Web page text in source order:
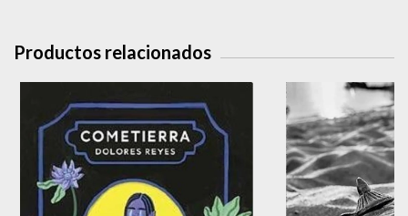
Productos relacionados